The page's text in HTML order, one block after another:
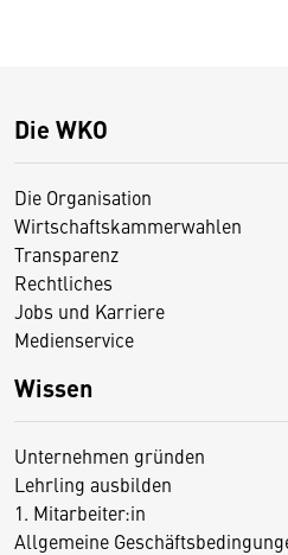
Die WKO
Die Organisation
Wirtschaftskammerwahlen
Transparenz
Rechtliches
Jobs und Karriere
Medienservice
Wissen
Unternehmen gründen
Lehrling ausbilden
1. Mitarbeiter:in
Allgemeine